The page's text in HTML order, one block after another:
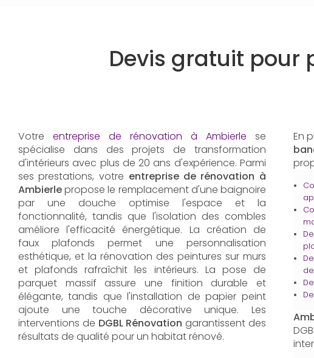
Devis gratuit pour
Votre entreprise de rénovation à Ambierle se
spécialise dans des projets de transformation
d'intérieurs avec plus de 20 ans d'expérience. Parmi
ses prestations, votre entreprise de rénovation à
Ambierlepropose le remplacement d'une baignoire
par une douche optimise l'espace et la
fonctionnalité, tandis que l'isolation des combles
améliore l'efficacité énergétique. La création de
faux plafonds permet une personnalisation
esthétique, et la rénovation des peintures sur murs
et plafonds rafraîchit les intérieurs. La pose de
parquet massif assure une finition durable et
élégante, tandis que l'installation de papier peint
ajoute une touche décorative unique. Les
interventions de DGBL Rénovationgarantissent des
résultats de qualité pour un habitat rénové.
En